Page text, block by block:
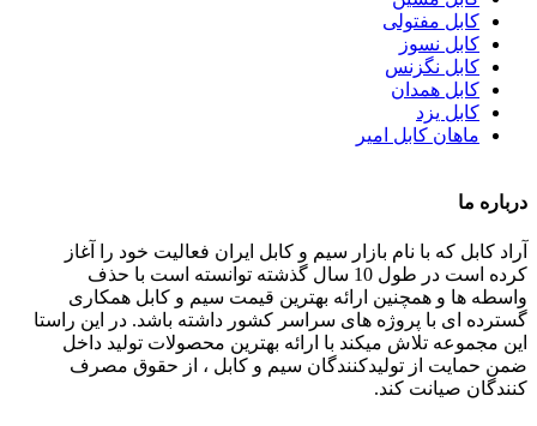
کابل مفتولی
کابل نسوز
کابل نگزنس
کابل همدان
کابل یزد
ماهان کابل امیر
درباره ما
آراد کابل که با نام بازار سیم و کابل ایران فعالیت خود را آغاز
کرده است در طول 10 سال گذشته توانسته است با حذف
واسطه ها و همچنین ارائه بهترین قیمت سیم و کابل همکاری
گسترده ای با پروژه های سراسر کشور داشته باشد. در این راستا
این مجموعه تلاش میکند با ارائه بهترین محصولات تولید داخل
ضمن حمایت از تولیدکنندگان سیم و کابل ، از حقوق مصرف
کنندگان صیانت کند.